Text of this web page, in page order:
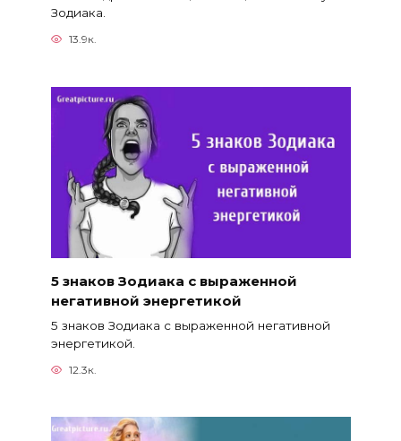
Зодиака.
13.9к.
5 знаков Зодиака с выраженной
негативной энергетикой
5 знаков Зодиака с выраженной негативной
энергетикой.
12.3к.